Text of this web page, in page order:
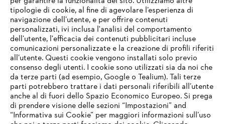
L’azienda
STIHL FAQ
Service
tipologie di cookie, al fine di agevolare l’esperienza di
navigazione dell’utente, e per offrire contenuti
personalizzati, ivi inclusa l'analisi del comportamento
dell’utente, l'efficacia dei contenuti pubblicitari incluse
comunicazioni personalizzate e la creazione di profili riferiti
all’utente. Questi cookie vengono installati solo previo
consenso degli utenti. I cookie sono utilizzati sia da noi che
da terze parti (ad esempio, Google o Tealium). Tali terze
parti potrebbero trattare i dati personali riferibili all’utente
anche al di fuori dello Spazio Economico Europeo. Si prega
di prendere visione delle sezioni “Impostazioni” and
“Informativa sui Cookie” per maggiori informazioni sull’uso